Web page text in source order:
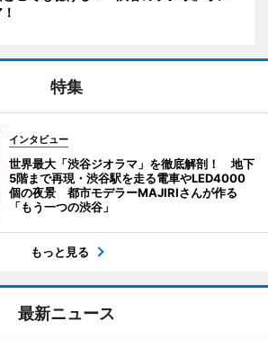
特集
インタビュー
世界最大「渋谷ジオラマ」を徹底解剖！ 地下
5階まで再現・渋谷駅を走る電車やLED4000
個の夜景 都市モデラーMAJIRIさんが作る
「もう一つの渋谷」
もっと見る
最新ニュース